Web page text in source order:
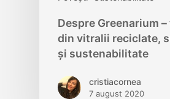
Despre Greenarium
din vitralii reciclate,
și sustenabilitate
cristiacornea
7 august 2020